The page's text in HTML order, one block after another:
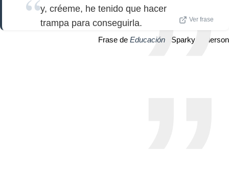
y, créeme, he tenido que hacer
trampa para conseguirla.
Ver frase
Frase de Educación | Sparky Anderson